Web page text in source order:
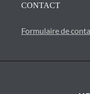
CONTACT
Formulaire de